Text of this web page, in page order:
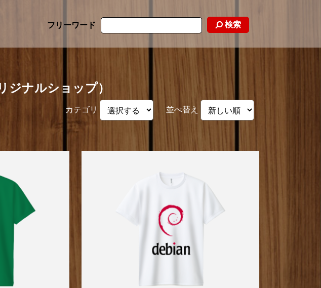
フリーワード 検索
ナルショップ）
カテゴリ 並べ替え